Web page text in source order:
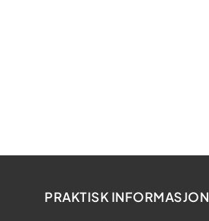
PRAKTISK INFORMASJON